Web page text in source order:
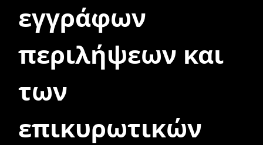
εγγράφων
περιλήψεων και
των
επικυρωτικών